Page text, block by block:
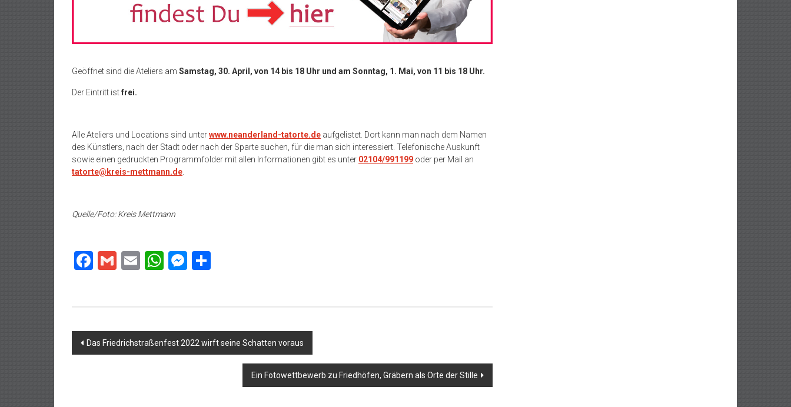
Geöffnet sind die Ateliers am Samstag, 30. April, von 14 bis 18 Uhr und am Sonntag, 1. Mai, von 11 bis 18 Uhr.
Der Eintritt istfrei.
Alle Ateliers und Locations sind unterwww.neanderland-tatorte.de aufgelistet. Dort kann man nach dem Namen
des Künstlers, nach der Stadt oder nach der Sparte suchen, für die man sich interessiert. Telefonische Auskunft
sowie einen gedruckten Programmfolder mit allen Informationen gibt es unter 02104/991199 oder per Mail an
tatorte@kreis-mettmann.de
Quelle/Foto: Kreis Mettmann
Facebook
GmailEmailWhatsApp
Messenger
Beitragsnavigation
Das Friedrichstraßenfest 2022 wirft seine Schatten voraus
Ein Fotowettbewerb zu Friedhöfen, Gräbern als Orte der Stille